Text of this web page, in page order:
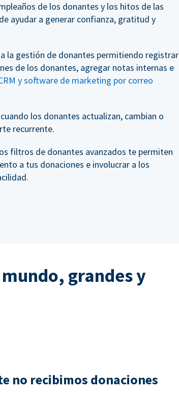
de los donantes y los hitos de las
ayudar a generar confianza, gratitud y
la gestión de donantes permitiendo registrar
de los donantes, agregar notas internas e
y software de marketing por correo
los donantes actualizan, cambian o
recurrente.
filtros de donantes avanzados te permiten
a tus donaciones e involucrar a los
grandes y
no recibimos donaciones